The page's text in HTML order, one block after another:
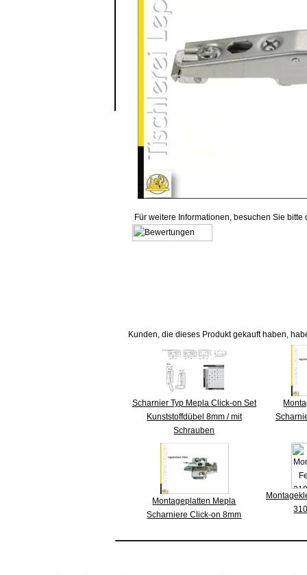
Für weitere Informationen, besuchen Sie bitte
Kunden, die dieses Produkt gekauft haben,
Scharnier Typ Mepla Click-on Set
Kunststoffdübel 8mm / mit
Schrauben
Montageplatten Mepla
Scharniere Click-on 8mm